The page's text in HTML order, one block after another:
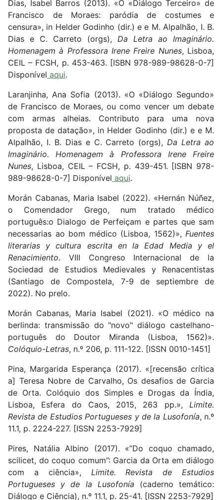
Dias, Isabel Barros (2013). «O «Diálogo Terceiro» de
Francisco de Moraes: paródia de costumes e
censura», in Helder Godinho (dir.) e e M. Alpalhão, I. B.
Dias e C. Carreto (orgs), Da Letra ao Imaginário.
Homenagem à Professora Irene Freire Nunes, Lisboa,
CEIL – FCSH, p. 453-463. [ISBN 978-989-98628-0-7]
Disponível aqui.
Laranjinha, Ana Sofia (2013). «O «Diálogo Segundo»
de Francisco de Moraes, ou como vencer um debate
com armas alheias. Contributo para uma nova
proposta de datação», in Helder Godinho (dir.) e e M.
Alpalhão, I. B. Dias e C. Carreto (orgs),Da Letra ao
Imaginário. Homenagem à Professora Irene Freire
Nunes, Lisboa, CEIL – FCSH, p. 439-451. [ISBN 978-
989-98628-0-7] Disponível aqui.
Morán Cabanas, Maria Isabel (2022). «Hernán Núñez,
o Comendador Grego, num tratado médico
português:o Dialogo de Perfeiçam e partes que sam
necessarias ao bom médico (Lisboa, 1562)», Fuentes
literarias y cultura escrita en la Edad Media y el
Renacimiento. VIII Congreso Internacional de la
Sociedad de Estudios Medievales y Renacentistas
(Santiago de Compostela, 7-9 de septiembre de
2022). No prelo.
Morán Cabanas, Maria Isabel (2021). «O médico na
berlinda: transmissão do "novo" diálogo castelhano-
português do Doutor Miranda (Lisboa, 1562)».
Colóquio-Letras, n.º 206, p. 111-122. [ISSN 0010-1451]
Pina, Margarida Esperança (2017). «[recensão crítica
a] Teresa Nobre de Carvalho, Os desafios de Garcia
de Orta. Colóquio dos Simples e Drogas da Índia,
Lisboa, Esfera do Caos, 2015, 263 pp.», Limite.
Revista de Estudios Portugueses y de la Lusofonía, n.º
11.1, p. 2224-227. [ISSN 2253-7929]
Pires, Natália Albino (2017). «”Do coquo chamado,
scilicet, do coquo comum”: Garcia da Orta em diálogo
com a ciência», Limite. Revista de Estudios
Portugueses y de la Lusofonía (caderno temático:
Diálogo e Ciência), n.º 11.1, p. 25-41. [ISSN 2253-7929]